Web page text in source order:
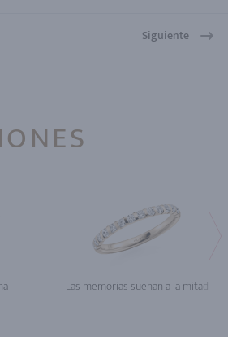
Siguiente
Las memorias suenan a la mitad